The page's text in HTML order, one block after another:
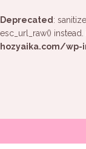
Deprecated :
esc_url_raw() instead.
hozyaika.com/